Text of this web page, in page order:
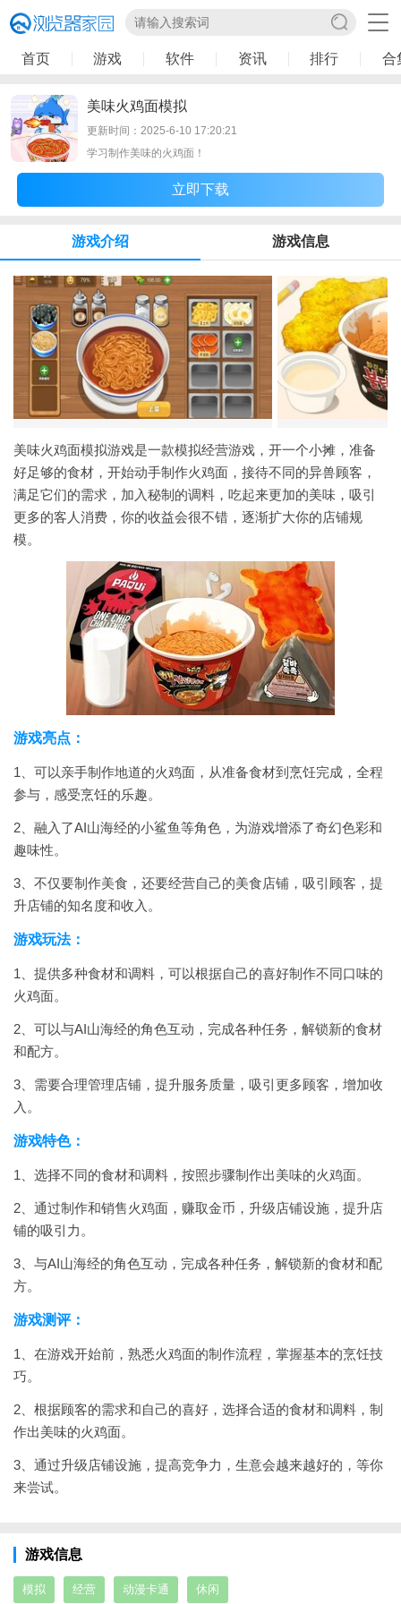
首页 游戏 软件 资讯 排行 合
美味火鸡面模拟
更新时间：2025-6-10 17:20:21
学习制作美味的火鸡面！
立即下载
游戏介绍 游戏信息
美味火鸡面模拟游戏是一款模拟经营游戏，开一个小摊，准备
好足够的食材，开始动手制作火鸡面，接待不同的异兽顾客，
满足它们的需求，加入秘制的调料，吃起来更加的美味，吸引
更多的客人消费，你的收益会很不错，逐渐扩大你的店铺规
模。
游戏亮点：
1、可以亲手制作地道的火鸡面，从准备食材到烹饪完成，全程
参与，感受烹饪的乐趣。
2、融入了AI山海经的小鲨鱼等角色，为游戏增添了奇幻色彩和
趣味性。
3、不仅要制作美食，还要经营自己的美食店铺，吸引顾客，提
升店铺的知名度和收入。
游戏玩法：
1、提供多种食材和调料，可以根据自己的喜好制作不同口味的
火鸡面。
2、可以与AI山海经的角色互动，完成各种任务，解锁新的食材
和配方。
3、需要合理管理店铺，提升服务质量，吸引更多顾客，增加收
入。
游戏特色：
1、选择不同的食材和调料，按照步骤制作出美味的火鸡面。
2、通过制作和销售火鸡面，赚取金币，升级店铺设施，提升店
铺的吸引力。
3、与AI山海经的角色互动，完成各种任务，解锁新的食材和配
方。
游戏测评：
1、在游戏开始前，熟悉火鸡面的制作流程，掌握基本的烹饪技
巧。
2、根据顾客的需求和自己的喜好，选择合适的食材和调料，制
作出美味的火鸡面。
3、通过升级店铺设施，提高竞争力，生意会越来越好的，等你
来尝试。
游戏信息
模拟 经营 动漫卡通 休闲